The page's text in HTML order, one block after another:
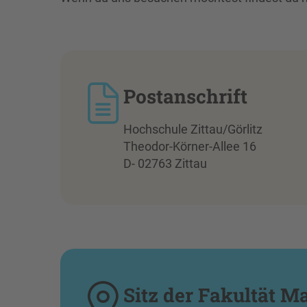
Postanschrift
Hochschule Zittau/Görlitz
Theodor-Körner-Allee 16
D- 02763 Zittau
Sitz der Fakultät